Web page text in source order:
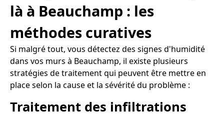
là à Beauchamp : les
méthodes curatives
Si malgré tout, vous détectez des signes d'humidité
dans vos murs à Beauchamp, il existe plusieurs
stratégies de traitement qui peuvent être mettre en
place selon la cause et la sévérité du problème :
Traitement des infiltrations